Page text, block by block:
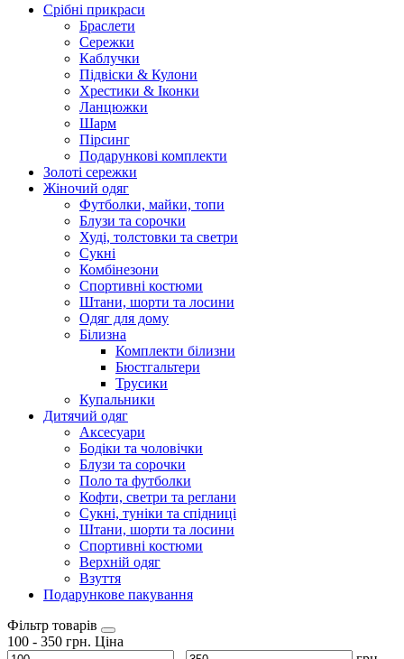
Срібні прикраси
Браслети
Сережки
Каблучки
Підвіски & Кулони
Хрестики & Іконки
Ланцюжки
Шарм
Пірсинг
Подарункові комплекти
Золоті сережки
Жіночий одяг
Футболки, майки, топи
Блузи та сорочки
Худі, толстовки та светри
Сукні
Комбінезони
Спортивні костюми
Штани, шорти та лосини
Одяг для дому
Білизна
Комплекти білизни
Бюстгальтери
Трусики
Купальники
Дитячий одяг
Аксесуари
Бодіки та чоловічки
Блузи та сорочки
Поло та футболки
Кофти, светри та реглани
Сукні, туніки та спідниці
Штани, шорти та лосини
Спортивні костюми
Верхній одяг
Взуття
Подарункове пакування
Фільтр товарів
100 - 350 грн. Ціна